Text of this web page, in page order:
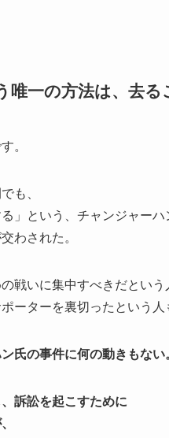
一の方法は、去る
。
も、
」という、チャンジャー
わされた。
戦いに集中すべきだという
ーターを裏切ったという人
氏の事件に何の動きもない
訴訟を起こすために